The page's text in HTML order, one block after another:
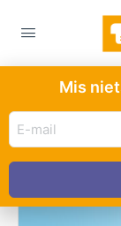
Mis
E-
mail
adres